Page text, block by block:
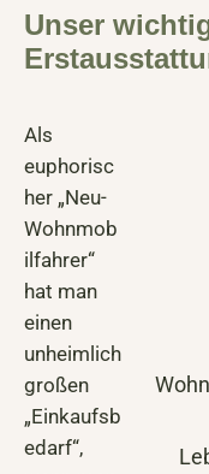
Unser
Als
euphorisc
her „Neu-
Wohnmob
ilfahrer“
hat man
einen
unheimlich
großen
„Einkaufsb
edarf“,